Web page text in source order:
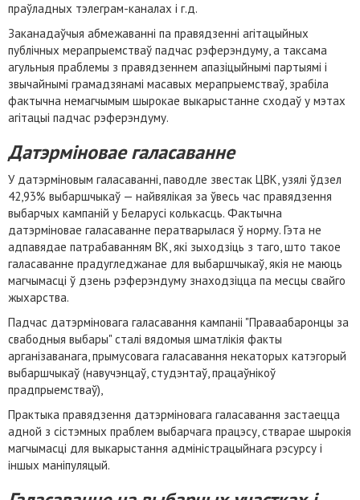
праўладных тэлеграм-каналах і г.д.
Заканадаўчыя абмежаванні па правядзенні агітацыйных
публічных мерапрыемстваў падчас рэферэндуму, а таксама
агульныя праблемы з правядзеннем апазіцыйнымі партыямі і
звычайнымі грамадзянамі масавых мерапрыемстваў, зрабіла
фактычна немагчымым шырокае выкарыстанне сходаў у мэтах
агітацыі падчас рэферэндуму.
Датэрміновае галасаванне
У датэрміновым галасаванні, паводле звестак ЦВК, узялі ўдзел
42,93% выбаршчыкаў — найвялікая за ўвесь час правядзення
выбарчых кампаній у Беларусі колькасць. Фактычна
датэрміновае галасаванне ператварылася ў норму. Гэта не
адпавядае патрабаванням ВК, які зыходзіць з таго, што такое
галасаванне прадугледжанае для выбаршчыкаў, якія не маюць
магчымасці ў дзень рэферэндуму знаходзіцца па месцы свайго
жыхарства.
Падчас датэрміновага галасавання кампаніі "Праваабаронцы за
свабодныя выбары" сталі вядомыя шматлікія факты
арганізаванага, прымусовага галасавання некаторых катэгорый
выбаршчыкаў (навучэнцаў, студэнтаў, працаўнікоў
прадпрыемстваў),
Практыка правядзення датэрміновага галасавання застаецца
адной з сістэмных праблем выбарчага працэсу, стварае шырокія
магчымасці для выкарыстання адміністрацыйнага рэсурсу і
іншых маніпуляцый.